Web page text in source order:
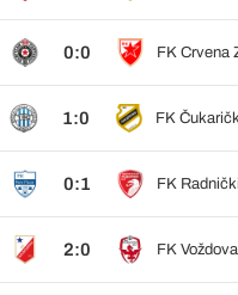
0:0 FK Crvena
1:0 FK
0:1 FK
2:0 FK